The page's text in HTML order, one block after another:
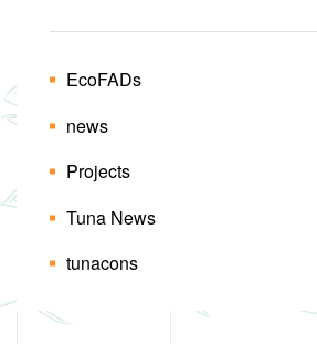
EcoFADs
news
Projects
Tuna News
tunacons